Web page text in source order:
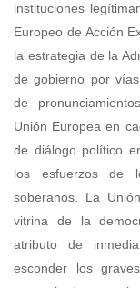
instituciones
Europeo de Acción
la estrategia de la
de gobierno por vías
de
Unión Europea en
de diálogo político
los esfuerzos de
soberanos. La
vitrina de la
atributo de
esconder los